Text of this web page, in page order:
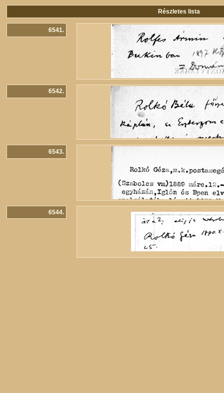
Részletes lista
6541.
6542.
6543.
6544.